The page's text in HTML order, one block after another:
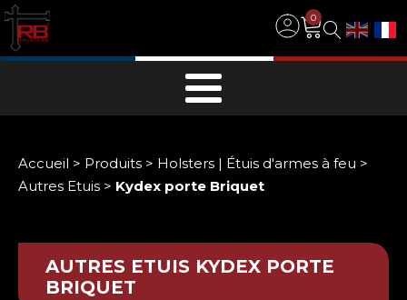
0
Accueil > Produits > Holsters | Étuis d'armes à feu >
Autres Etuis > Kydex porte Briquet
AUTRES ETUIS KYDEX PORTE
BRIQUET